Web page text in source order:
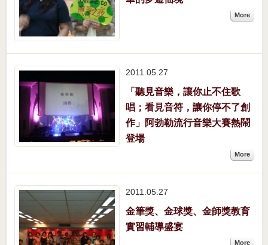
More
2011.05 27
「聽見音樂，讓你止不住歌
唱；看見音符，讓你停不了創
作」阿勃勒流行音樂大賽熱鬧
登場
More
2011.05 27
金筆獎、金球獎、金師獎教育
實習輔導盛宴
More